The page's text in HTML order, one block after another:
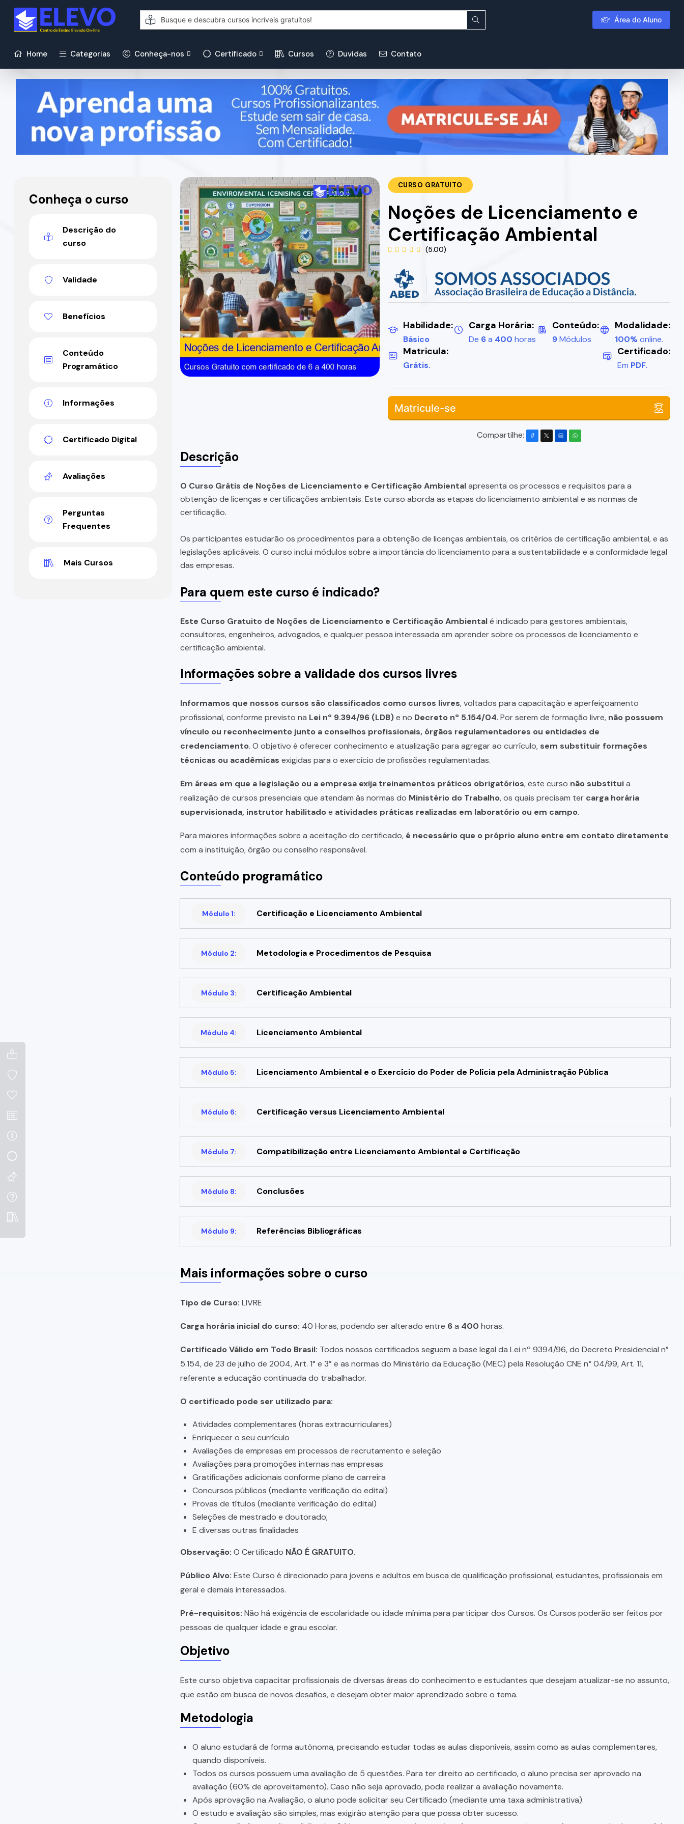
Área do Aluno
Home Categorias Conheça-nos Certificado Cursos Duvidas Contato
CURSO GRATUITO
Noções de Licenciamento e
Certificação Ambiental
(5.00)
Habilidade:
Básico
Carga Horária:
De 6a 400 horas
Conteúdo:
9Módulos
Modalidade:
100%online.
Matricula:
Grátis.
Certificado:
Em PDF.
Matricule-se
Compartilhe:
Descrição
O Curso Grátis de Noções de Licenciamento e Certificação Ambientalapresenta os processos e requisitos para a
obtenção de licenças e certificações ambientais. Este curso aborda as etapas do licenciamento ambiental e as normas de
certificação.
Os participantes estudarão os procedimentos para a obtenção de licenças ambientais, os critérios de certificação ambiental, e as
legislações aplicáveis. O curso inclui módulos sobre a importância do licenciamento para a sustentabilidade e a conformidade legal
das empresas.
Para quem este curso é indicado?
Este Curso Gratuito de Noções de Licenciamento e Certificação Ambientalé indicado para gestores ambientais,
consultores, engenheiros, advogados, e qualquer pessoa interessada em aprender sobre os processos de licenciamento e
certificação ambiental.
Informações sobre a validade dos cursos livres
Informamos que nossos cursos são classificados como cursos livres, voltados para capacitação e aperfeiçoamento
profissional, conforme previsto na Lei nº 9.394/96 (LDB)e no Decreto nº 5.154/04. Por serem de formação livre, não possuem
vínculo ou reconhecimento junto a conselhos profissionais, órgãos regulamentadores ou entidades de
credenciamento. O objetivo é oferecer conhecimento e atualização para agregar ao currículo, sem substituir formações
técnicas ou acadêmicas exigidas para o exercício de profissões regulamentadas.
Em áreas em que a legislação ou a empresa exija treinamentos práticos obrigatórios, este curso não substituia
realização de cursos presenciais que atendam às normas do Ministério do Trabalho, os quais precisam ter carga horária
supervisionada, instrutor habilitadoe atividades práticas realizadas em laboratório ou em campo.
Para maiores informações sobre a aceitação do certificado, é necessário que o próprio aluno entre em contato diretamente
com a instituição, órgão ou conselho responsável.
Conteúdo programático
Módulo 1: Certificação e Licenciamento Ambiental
Módulo 2: Metodologia e Procedimentos de Pesquisa
Módulo 3: Certificação Ambiental
Módulo 4: Licenciamento Ambiental
Módulo 5: Licenciamento Ambiental e o Exercício do Poder de Polícia pela Administração Pública
Módulo 6: Certificação versus Licenciamento Ambiental
Módulo 7: Compatibilização entre Licenciamento Ambiental e Certificação
Módulo 8: Conclusões
Módulo 9: Referências Bibliográficas
Mais informações sobre o curso
Tipo de Curso: LIVRE
Carga horária inicial do curso: 40 Horas, podendo ser alterado entre 6a 400 horas.
Certificado Válido em Todo Brasil: Todos nossos certificados seguem a base legal da Lei nº 9394/96, do Decreto Presidencial n°
5.154, de 23 de julho de 2004, Art. 1° e 3° e as normas do Ministério da Educação (MEC) pela Resolução CNE n° 04/99, Art. 11,
referente a educação continuada do trabalhador.
O certificado pode ser utilizado para:
Atividades complementares (horas extracurriculares)
Enriquecer o seu currículo
Avaliações de empresas em processos de recrutamento e seleção
Avaliações para promoções internas nas empresas
Gratificações adicionais conforme plano de carreira
Concursos públicos (mediante verificação do edital)
Provas de títulos (mediante verificação do edital)
Seleções de mestrado e doutorado;
E diversas outras finalidades
Observação: O Certificado NÃO É GRATUITO.
Público Alvo: Este Curso é direcionado para jovens e adultos em busca de qualificação profissional, estudantes, profissionais em
geral e demais interessados.
Pré-requisitos: Não há exigência de escolaridade ou idade mínima para participar dos Cursos. Os Cursos poderão ser feitos por
pessoas de qualquer idade e grau escolar.
Objetivo
Este curso objetiva capacitar profissionais de diversas áreas do conhecimento e estudantes que desejam atualizar-se no assunto,
que estão em busca de novos desafios, e desejam obter maior aprendizado sobre o tema.
Metodologia
O aluno estudará de forma autônoma, precisando estudar todas as aulas disponíveis, assim como as aulas complementares,
quando disponíveis.
Todos os cursos possuem uma avaliação de 5 questões. Para ter direito ao certificado, o aluno precisa ser aprovado na
avaliação (60% de aproveitamento). Caso não seja aprovado, pode realizar a avaliação novamente.
Após aprovação na Avaliação, o aluno pode solicitar seu Certificado (mediante uma taxa administrativa).
O estudo e avaliação são simples, mas exigirão atenção para que possa obter sucesso.
Conheça o curso
Descrição do
curso
Validade
Benefícios
Conteúdo
Programático
Informações
Certificado Digital
Avaliações
Perguntas
Frequentes
Mais Cursos